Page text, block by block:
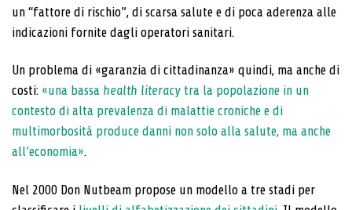
un “fattore di rischio”, di scarsa salute e di poca aderenza alle
indicazioni fornite dagli operatori sanitari.
Un problema di «garanzia di cittadinanza» quindi, ma anche di
costi: «una bassa health literacy tra la popolazione in un
contesto di alta prevalenza di malattie croniche e di
multimorbosità produce danni non solo alla salute, ma anche
all’economia».
Nel 2000 Don Nutbeam propose un modello a tre stadi per